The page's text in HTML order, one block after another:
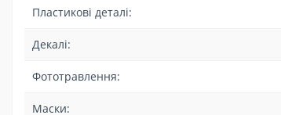
Пластикові деталі:
Декалі:
Фототравлення:
Маски: